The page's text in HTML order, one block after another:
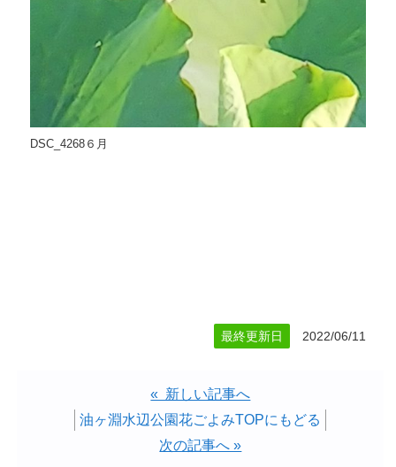
DSC_4268６月
最終更新日 2022/06/11
« 新しい記事へ
油ヶ淵水辺公園花ごよみTOPにもどる
次の記事へ »